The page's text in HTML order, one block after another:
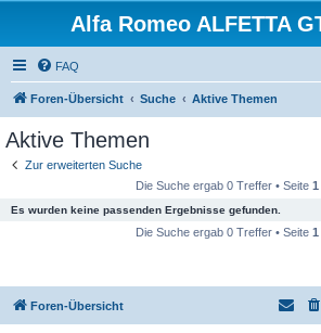
Alfa Romeo ALFETTA
FAQ
Foren-Übersicht Suche Aktive Themen
Aktive Themen
Zur erweiterten Suche
Die Suche ergab 0 Treffer • Seite 1
Es wurden keine passenden Ergebnisse gefunden.
Die Suche ergab 0 Treffer • Seite 1
Foren-Übersicht